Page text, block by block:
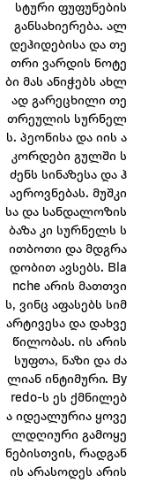
სტური ფუფუნების
განსახიერება. ალ
დეჰიდებისა და თე
თრი ვარდის ნოტე
ბი მას ანიჭებს ახლ
ად გარეცხილი თე
თრეულის სურნელ
ს. პეონისა და იის ა
კორდები გულში ს
ძენს სინაზესა და ჰ
აეროვნებას. მუშკი
სა და სანდალოზის
ბაზა კი სურნელს ს
ითბოთი და მდგრა
დობით ავსებს. Bla
nche არის მათთვი
ს, ვინც აფასებს სიმ
არტივესა და დახვე
წილობას. ის არის
სუფთა, ნაზი და ძა
ლიან ინტიმური. By
redo-ს ეს ქმნილებ
ა იდეალურია ყოვე
ლდღიური გამოყე
ნებისთვის, რადგან
ის არასოდეს არის